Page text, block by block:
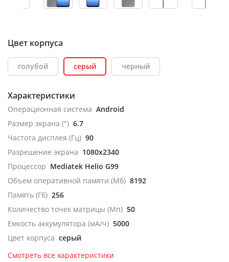
Цвет корпуса
голубой серый черный
Характеристики
Операционная система Android
Размер экрана (") 6.7
Частота дисплея (Гц) 90
Разрешение экрана 1080x2340
Процессор Mediatek Helio G99
Объем оперативной памяти (Мб) 8192
Память (Гб) 256
Количество точек матрицы (Мп) 50
Емкость аккумулятора (мА/ч) 5000
Цвет корпуса серый
Смотреть все характеристики